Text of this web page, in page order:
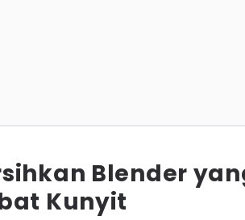
Blender
Kunyit